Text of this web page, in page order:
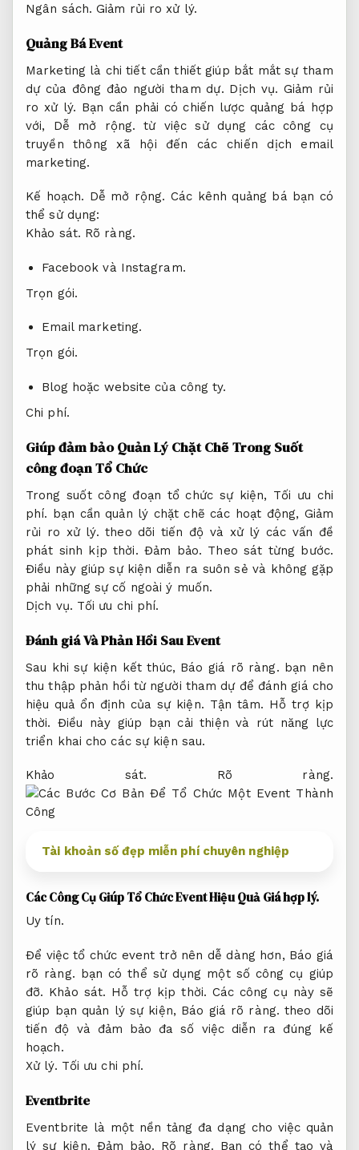
Ngân sách. Giảm rủi ro xử lý.
Quảng Bá Event
Marketing là chi tiết cần thiết giúp bắt mắt sự tham
dự của đông đảo người tham dự. Dịch vụ. Giảm rủi
ro xử lý. Bạn cần phải có chiến lược quảng bá hợp
với, Dễ mở rộng. từ việc sử dụng các công cụ
truyền thông xã hội đến các chiến dịch email
marketing.
Kế hoạch. Dễ mở rộng. Các kênh quảng bá bạn có
thể sử dụng:
Khảo sát. Rõ ràng.
Facebook và Instagram.
Trọn gói.
Email marketing.
Trọn gói.
Blog hoặc website của công ty.
Chi phí.
Giúp đảm bảo Quản Lý Chặt Chẽ Trong Suốt
công đoạn Tổ Chức
Trong suốt công đoạn tổ chức sự kiện, Tối ưu chi
phí. bạn cần quản lý chặt chẽ các hoạt động, Giảm
rủi ro xử lý. theo dõi tiến độ và xử lý các vấn đề
phát sinh kịp thời. Đảm bảo. Theo sát từng bước.
Điều này giúp sự kiện diễn ra suôn sẻ và không gặp
phải những sự cố ngoài ý muốn.
Dịch vụ. Tối ưu chi phí.
Đánh giá Và Phản Hồi Sau Event
Sau khi sự kiện kết thúc, Báo giá rõ ràng. bạn nên
thu thập phản hồi từ người tham dự để đánh giá cho
hiệu quả ổn định của sự kiện. Tận tâm. Hỗ trợ kịp
thời. Điều này giúp bạn cải thiện và rút năng lực
triển khai cho các sự kiện sau.
Khảo sát. Rõ ràng.
Tài khoản số đẹp miễn phí chuyên nghiệp
Các Công Cụ Giúp Tổ Chức Event Hiệu QuảGiá hợp lý.
Uy tín.
Để việc tổ chức event trở nên dễ dàng hơn, Báo giá
rõ ràng. bạn có thể sử dụng một số công cụ giúp
đỡ. Khảo sát. Hỗ trợ kịp thời. Các công cụ này sẽ
giúp bạn quản lý sự kiện, Báo giá rõ ràng. theo dõi
tiến độ và đảm bảo đa số việc diễn ra đúng kế
hoạch.
Xử lý. Tối ưu chi phí.
Eventbrite
Eventbrite là một nền tảng đa dạng cho việc quản
lý sự kiện. Đảm bảo. Rõ ràng. Bạn có thể tạo và